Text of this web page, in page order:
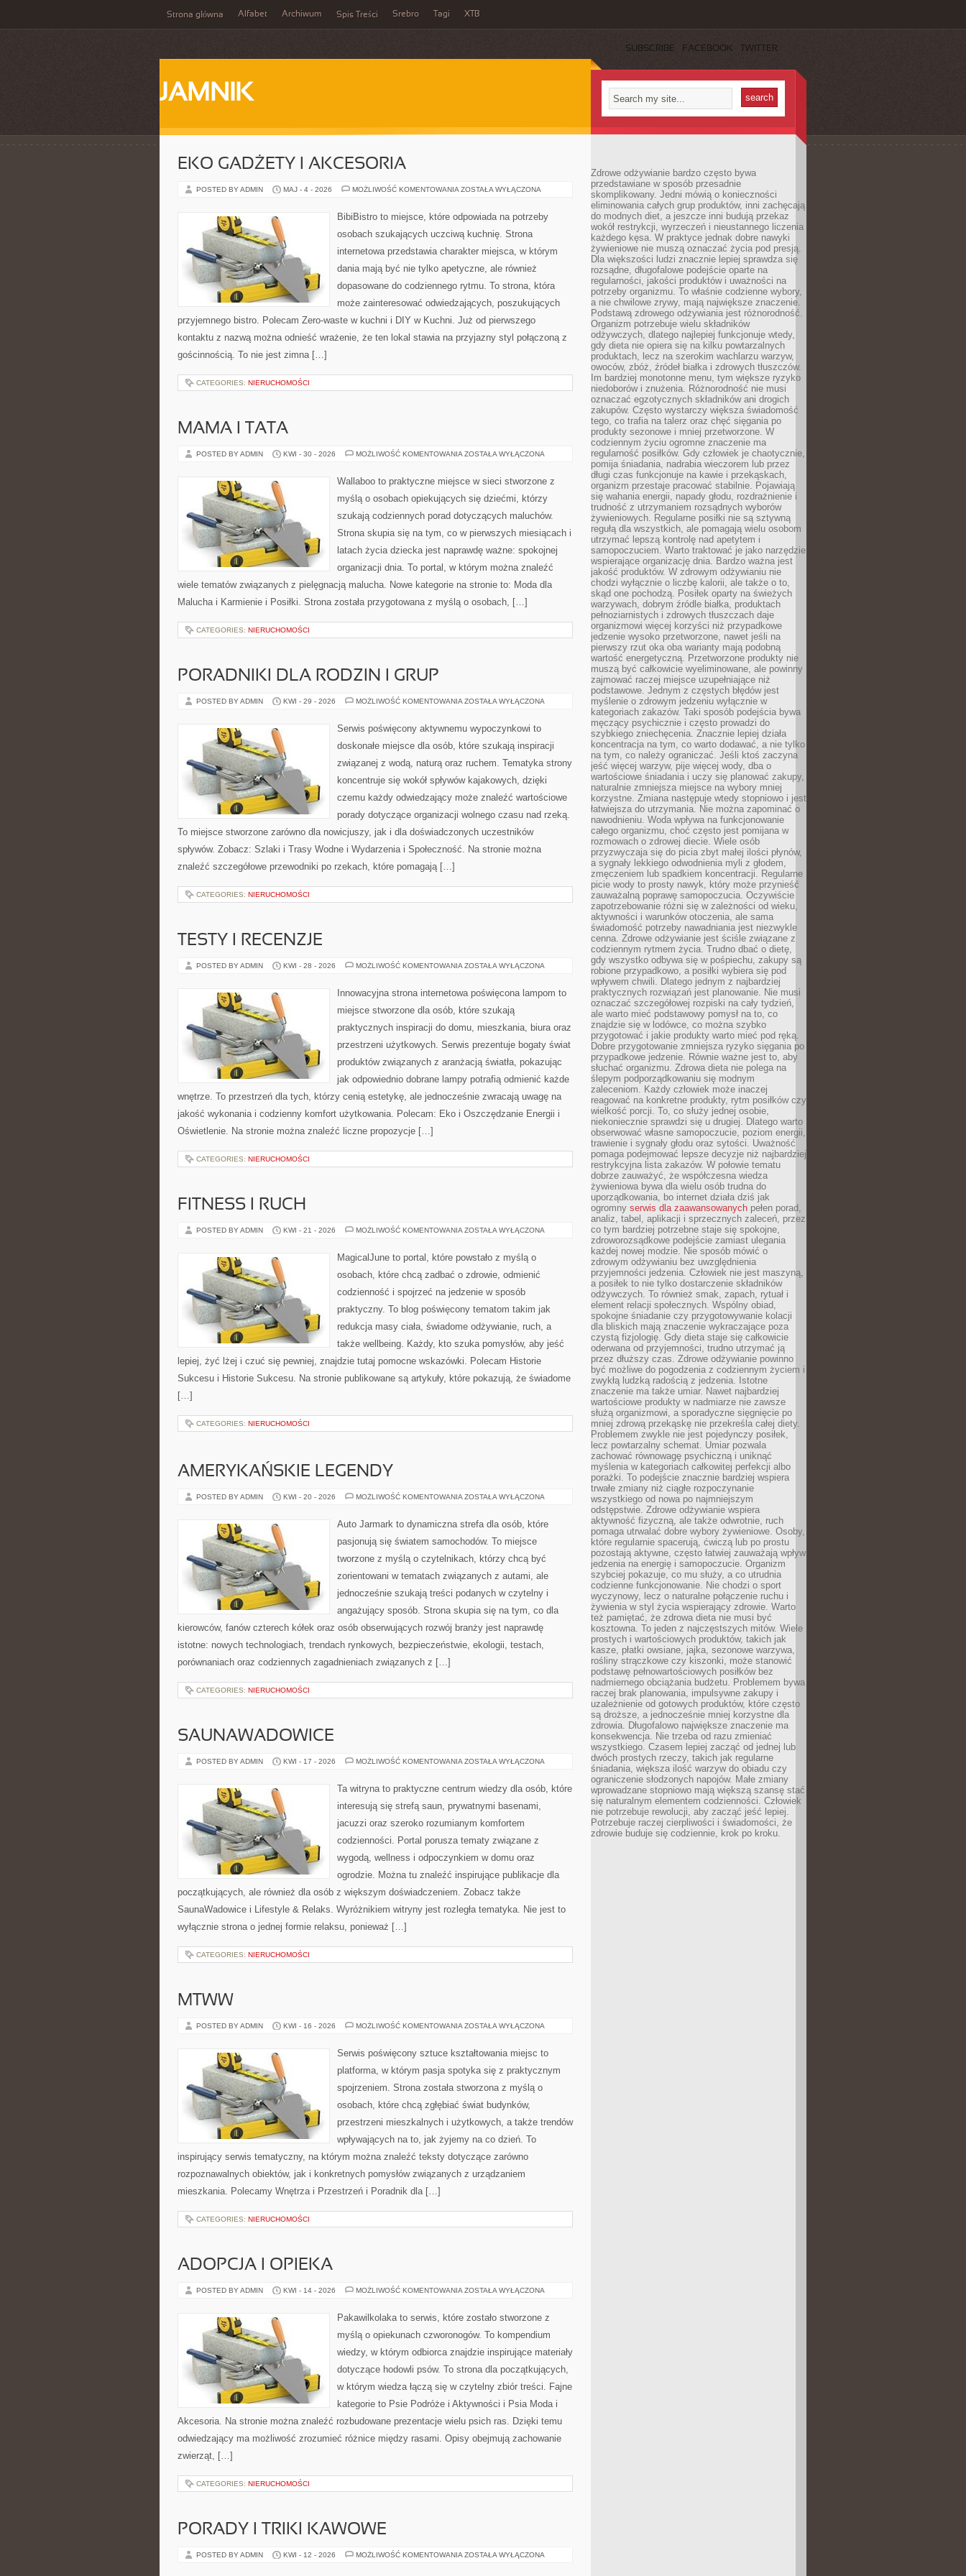
Strona główna Alfabet Archiwum Spis Treści Srebro Tagi XTB
SUBSCRIBE FACEBOOK TWITTER
JAMNIK
EKO GADŻETY I AKCESORIA
POSTED BY ADMIN MAJ - 4 - 2026 MOŻLIWOŚĆ KOMENTOWANIA EKO
AKCESORIA
ZOSTAŁA WYŁĄCZONA
BibiBistro to miejsce, które odpowiada na potrzeby
osobach szukających uczciwą kuchnię. Strona
internetowa przedstawia charakter miejsca, w którym
dania mają być nie tylko apetyczne, ale również
dopasowane do codziennego rytmu. To strona, która
może zainteresować odwiedzających, poszukujących
przyjemnego bistro. Polecam Zero-waste w kuchni i DIY w Kuchni. Już od pierwszego
kontaktu z nazwą można odnieść wrażenie, że ten lokal stawia na przyjazny styl połączoną z
gościnnością. To nie jest zimna […]
CATEGORIES: NIERUCHOMOŚCI
MAMA I TATA
POSTED BY ADMIN KWI - 30 - 2026 MOŻLIWOŚĆ KOMENTOWANIA MAMA
ZOSTAŁA WYŁĄCZONA
Wallaboo to praktyczne miejsce w sieci stworzone z
myślą o osobach opiekujących się dziećmi, którzy
szukają codziennych porad dotyczących maluchów.
Strona skupia się na tym, co w pierwszych miesiącach i
latach życia dziecka jest naprawdę ważne: spokojnej
organizacji dnia. To portal, w którym można znaleźć
wiele tematów związanych z pielęgnacją malucha. Nowe kategorie na stronie to: Moda dla
Malucha i Karmienie i Posiłki. Strona została przygotowana z myślą o osobach, […]
CATEGORIES: NIERUCHOMOŚCI
PORADNIKI DLA RODZIN I GRUP
POSTED BY ADMIN KWI - 29 - 2026 MOŻLIWOŚĆ KOMENTOWANIA PORADNIKI
GRUP
ZOSTAŁA WYŁĄCZONA
Serwis poświęcony aktywnemu wypoczynkowi to
doskonałe miejsce dla osób, które szukają inspiracji
związanej z wodą, naturą oraz ruchem. Tematyka strony
koncentruje się wokół spływów kajakowych, dzięki
czemu każdy odwiedzający może znaleźć wartościowe
porady dotyczące organizacji wolnego czasu nad rzeką.
To miejsce stworzone zarówno dla nowicjuszy, jak i dla doświadczonych uczestników
spływów. Zobacz: Szlaki i Trasy Wodne i Wydarzenia i Społeczność. Na stronie można
znaleźć szczegółowe przewodniki po rzekach, które pomagają […]
CATEGORIES: NIERUCHOMOŚCI
TESTY I RECENZJE
POSTED BY ADMIN KWI - 28 - 2026 MOŻLIWOŚĆ KOMENTOWANIA TESTY
ZOSTAŁA WYŁĄCZONA
Innowacyjna strona internetowa poświęcona lampom to
miejsce stworzone dla osób, które szukają
praktycznych inspiracji do domu, mieszkania, biura oraz
przestrzeni użytkowych. Serwis prezentuje bogaty świat
produktów związanych z aranżacją światła, pokazując
jak odpowiednio dobrane lampy potrafią odmienić każde
wnętrze. To przestrzeń dla tych, którzy cenią estetykę, ale jednocześnie zwracają uwagę na
jakość wykonania i codzienny komfort użytkowania. Polecam: Eko i Oszczędzanie Energii i
Oświetlenie. Na stronie można znaleźć liczne propozycje […]
CATEGORIES: NIERUCHOMOŚCI
FITNESS I RUCH
POSTED BY ADMIN KWI - 21 - 2026 MOŻLIWOŚĆ KOMENTOWANIA FITNESS
ZOSTAŁA WYŁĄCZONA
MagicalJune to portal, które powstało z myślą o
osobach, które chcą zadbać o zdrowie, odmienić
codzienność i spojrzeć na jedzenie w sposób
praktyczny. To blog poświęcony tematom takim jak
redukcja masy ciała, świadome odżywianie, ruch, a
także wellbeing. Każdy, kto szuka pomysłów, aby jeść
lepiej, żyć lżej i czuć się pewniej, znajdzie tutaj pomocne wskazówki. Polecam Historie
Sukcesu i Historie Sukcesu. Na stronie publikowane są artykuły, które pokazują, że świadome
[…]
CATEGORIES: NIERUCHOMOŚCI
AMERYKAŃSKIE LEGENDY
POSTED BY ADMIN KWI - 20 - 2026 MOŻLIWOŚĆ KOMENTOWANIA AMERYKAŃSKIE
ZOSTAŁA WYŁĄCZONA
Auto Jarmark to dynamiczna strefa dla osób, które
pasjonują się światem samochodów. To miejsce
tworzone z myślą o czytelnikach, którzy chcą być
zorientowani w tematach związanych z autami, ale
jednocześnie szukają treści podanych w czytelny i
angażujący sposób. Strona skupia się na tym, co dla
kierowców, fanów czterech kółek oraz osób obserwujących rozwój branży jest naprawdę
istotne: nowych technologiach, trendach rynkowych, bezpieczeństwie, ekologii, testach,
porównaniach oraz codziennych zagadnieniach związanych z […]
CATEGORIES: NIERUCHOMOŚCI
SAUNAWADOWICE
POSTED BY ADMIN KWI - 17 - 2026 MOŻLIWOŚĆ KOMENTOWANIA SAUNAWADOWICE
ZOSTAŁA WYŁĄCZONA
Ta witryna to praktyczne centrum wiedzy dla osób, które
interesują się strefą saun, prywatnymi basenami,
jacuzzi oraz szeroko rozumianym komfortem
codzienności. Portal porusza tematy związane z
wygodą, wellness i odpoczynkiem w domu oraz
ogrodzie. Można tu znaleźć inspirujące publikacje dla
początkujących, ale również dla osób z większym doświadczeniem. Zobacz także
SaunaWadowice i Lifestyle & Relaks. Wyróżnikiem witryny jest rozległa tematyka. Nie jest to
wyłącznie strona o jednej formie relaksu, ponieważ […]
CATEGORIES: NIERUCHOMOŚCI
MTWW
POSTED BY ADMIN KWI - 16 - 2026 MOŻLIWOŚĆ KOMENTOWANIA MTWW
ZOSTAŁA WYŁĄCZONA
Serwis poświęcony sztuce kształtowania miejsc to
platforma, w którym pasja spotyka się z praktycznym
spojrzeniem. Strona została stworzona z myślą o
osobach, które chcą zgłębiać świat budynków,
przestrzeni mieszkalnych i użytkowych, a także trendów
wpływających na to, jak żyjemy na co dzień. To
inspirujący serwis tematyczny, na którym można znaleźć teksty dotyczące zarówno
rozpoznawalnych obiektów, jak i konkretnych pomysłów związanych z urządzaniem
mieszkania. Polecamy Wnętrza i Przestrzeń i Poradnik dla […]
CATEGORIES: NIERUCHOMOŚCI
ADOPCJA I OPIEKA
POSTED BY ADMIN KWI - 14 - 2026 MOŻLIWOŚĆ KOMENTOWANIA ADOPCJA
ZOSTAŁA WYŁĄCZONA
Pakawilkolaka to serwis, które zostało stworzone z
myślą o opiekunach czworonogów. To kompendium
wiedzy, w którym odbiorca znajdzie inspirujące materiały
dotyczące hodowli psów. To strona dla początkujących,
w którym wiedza łączą się w czytelny zbiór treści. Fajne
kategorie to Psie Podróże i Aktywności i Psia Moda i
Akcesoria. Na stronie można znaleźć rozbudowane prezentacje wielu psich ras. Dzięki temu
odwiedzający ma możliwość zrozumieć różnice między rasami. Opisy obejmują zachowanie
zwierząt, […]
CATEGORIES: NIERUCHOMOŚCI
PORADY I TRIKI KAWOWE
POSTED BY ADMIN KWI - 12 - 2026 MOŻLIWOŚĆ KOMENTOWANIA PORADY
ZOSTAŁA WYŁĄCZONA
Zdrowe odżywianie bardzo często bywa
przedstawiane w sposób przesadnie
skomplikowany. Jedni mówią o konieczności
eliminowania całych grup produktów, inni zachęcają
do modnych diet, a jeszcze inni budują przekaz
wokół restrykcji, wyrzeczeń i nieustannego liczenia
każdego kęsa. W praktyce jednak dobre nawyki
żywieniowe nie muszą oznaczać życia pod presją.
Dla większości ludzi znacznie lepiej sprawdza się
rozsądne, długofalowe podejście oparte na
regularności, jakości produktów i uważności na
potrzeby organizmu. To właśnie codzienne wybory,
a nie chwilowe zrywy, mają największe znaczenie.
Podstawą zdrowego odżywiania jest różnorodność.
Organizm potrzebuje wielu składników
odżywczych, dlatego najlepiej funkcjonuje wtedy,
gdy dieta nie opiera się na kilku powtarzalnych
produktach, lecz na szerokim wachlarzu warzyw,
owoców, zbóż, źródeł białka i zdrowych tłuszczów.
Im bardziej monotonne menu, tym większe ryzyko
niedoborów i znużenia. Różnorodność nie musi
oznaczać egzotycznych składników ani drogich
zakupów. Często wystarczy większa świadomość
tego, co trafia na talerz oraz chęć sięgania po
produkty sezonowe i mniej przetworzone. W
codziennym życiu ogromne znaczenie ma
regularność posiłków. Gdy człowiek je chaotycznie,
pomija śniadania, nadrabia wieczorem lub przez
długi czas funkcjonuje na kawie i przekąskach,
organizm przestaje pracować stabilnie. Pojawiają
się wahania energii, napady głodu, rozdrażnienie i
trudność z utrzymaniem rozsądnych wyborów
żywieniowych. Regularne posiłki nie są sztywną
regułą dla wszystkich, ale pomagają wielu osobom
utrzymać lepszą kontrolę nad apetytem i
samopoczuciem. Warto traktować je jako narzędzie
wspierające organizację dnia. Bardzo ważna jest
jakość produktów. W zdrowym odżywianiu nie
chodzi wyłącznie o liczbę kalorii, ale także o to,
skąd one pochodzą. Posiłek oparty na świeżych
warzywach, dobrym źródle białka, produktach
pełnoziarnistych i zdrowych tłuszczach daje
organizmowi więcej korzyści niż przypadkowe
jedzenie wysoko przetworzone, nawet jeśli na
pierwszy rzut oka oba warianty mają podobną
wartość energetyczną. Przetworzone produkty nie
muszą być całkowicie wyeliminowane, ale powinny
zajmować raczej miejsce uzupełniające niż
podstawowe. Jednym z częstych błędów jest
myślenie o zdrowym jedzeniu wyłącznie w
kategoriach zakazów. Taki sposób podejścia bywa
męczący psychicznie i często prowadzi do
szybkiego zniechęcenia. Znacznie lepiej działa
koncentracja na tym, co warto dodawać, a nie tylko
na tym, co należy ograniczać. Jeśli ktoś zaczyna
jeść więcej warzyw, pije więcej wody, dba o
wartościowe śniadania i uczy się planować zakupy,
naturalnie zmniejsza miejsce na wybory mniej
korzystne. Zmiana następuje wtedy stopniowo i jest
łatwiejsza do utrzymania. Nie można zapominać o
nawodnieniu. Woda wpływa na funkcjonowanie
całego organizmu, choć często jest pomijana w
rozmowach o zdrowej diecie. Wiele osób
przyzwyczaja się do picia zbyt małej ilości płynów,
a sygnały lekkiego odwodnienia myli z głodem,
zmęczeniem lub spadkiem koncentracji. Regularne
picie wody to prosty nawyk, który może przynieść
zauważalną poprawę samopoczucia. Oczywiście
zapotrzebowanie różni się w zależności od wieku,
aktywności i warunków otoczenia, ale sama
świadomość potrzeby nawadniania jest niezwykle
cenna. Zdrowe odżywianie jest ściśle związane z
codziennym rytmem życia. Trudno dbać o dietę,
gdy wszystko odbywa się w pośpiechu, zakupy są
robione przypadkowo, a posiłki wybiera się pod
wpływem chwili. Dlatego jednym z najbardziej
praktycznych rozwiązań jest planowanie. Nie musi
oznaczać szczegółowej rozpiski na cały tydzień,
ale warto mieć podstawowy pomysł na to, co
znajdzie się w lodówce, co można szybko
przygotować i jakie produkty warto mieć pod ręką.
Dobre przygotowanie zmniejsza ryzyko sięgania po
przypadkowe jedzenie. Równie ważne jest to, aby
słuchać organizmu. Zdrowa dieta nie polega na
ślepym podporządkowaniu się modnym
zaleceniom. Każdy człowiek może inaczej
reagować na konkretne produkty, rytm posiłków czy
wielkość porcji. To, co służy jednej osobie,
niekoniecznie sprawdzi się u drugiej. Dlatego warto
obserwować własne samopoczucie, poziom energii,
trawienie i sygnały głodu oraz sytości. Uważność
pomaga podejmować lepsze decyzje niż najbardziej
restrykcyjna lista zakazów. W połowie tematu
dobrze zauważyć, że współczesna wiedza
żywieniowa bywa dla wielu osób trudna do
uporządkowania, bo internet działa dziś jak
ogromny serwis dla zaawansowanych pełen porad,
analiz, tabel, aplikacji i sprzecznych zaleceń, przez
co tym bardziej potrzebne staje się spokojne,
zdroworozsądkowe podejście zamiast ulegania
każdej nowej modzie. Nie sposób mówić o
zdrowym odżywianiu bez uwzględnienia
przyjemności jedzenia. Człowiek nie jest maszyną,
a posiłek to nie tylko dostarczenie składników
odżywczych. To również smak, zapach, rytuał i
element relacji społecznych. Wspólny obiad,
spokojne śniadanie czy przygotowywanie kolacji
dla bliskich mają znaczenie wykraczające poza
czystą fizjologię. Gdy dieta staje się całkowicie
oderwana od przyjemności, trudno utrzymać ją
przez dłuższy czas. Zdrowe odżywianie powinno
być możliwe do pogodzenia z codziennym życiem i
zwykłą ludzką radością z jedzenia. Istotne
znaczenie ma także umiar. Nawet najbardziej
wartościowe produkty w nadmiarze nie zawsze
służą organizmowi, a sporadyczne sięgnięcie po
mniej zdrową przekąskę nie przekreśla całej diety.
Problemem zwykle nie jest pojedynczy posiłek,
lecz powtarzalny schemat. Umiar pozwala
zachować równowagę psychiczną i uniknąć
myślenia w kategoriach całkowitej perfekcji albo
porażki. To podejście znacznie bardziej wspiera
trwałe zmiany niż ciągłe rozpoczynanie
wszystkiego od nowa po najmniejszym
odstępstwie. Zdrowe odżywianie wspiera
aktywność fizyczną, ale także odwrotnie, ruch
pomaga utrwalać dobre wybory żywieniowe. Osoby,
które regularnie spacerują, ćwiczą lub po prostu
pozostają aktywne, często łatwiej zauważają wpływ
jedzenia na energię i samopoczucie. Organizm
szybciej pokazuje, co mu służy, a co utrudnia
codzienne funkcjonowanie. Nie chodzi o sport
wyczynowy, lecz o naturalne połączenie ruchu i
żywienia w styl życia wspierający zdrowie. Warto
też pamiętać, że zdrowa dieta nie musi być
kosztowna. To jeden z najczęstszych mitów. Wiele
prostych i wartościowych produktów, takich jak
kasze, płatki owsiane, jajka, sezonowe warzywa,
rośliny strączkowe czy kiszonki, może stanowić
podstawę pełnowartościowych posiłków bez
nadmiernego obciążania budżetu. Problemem bywa
raczej brak planowania, impulsywne zakupy i
uzależnienie od gotowych produktów, które często
są droższe, a jednocześnie mniej korzystne dla
zdrowia. Długofalowo największe znaczenie ma
konsekwencja. Nie trzeba od razu zmieniać
wszystkiego. Czasem lepiej zacząć od jednej lub
dwóch prostych rzeczy, takich jak regularne
śniadania, większa ilość warzyw do obiadu czy
ograniczenie słodzonych napojów. Małe zmiany
wprowadzane stopniowo mają większą szansę stać
się naturalnym elementem codzienności. Człowiek
nie potrzebuje rewolucji, aby zacząć jeść lepiej.
Potrzebuje raczej cierpliwości i świadomości, że
zdrowie buduje się codziennie, krok po kroku.